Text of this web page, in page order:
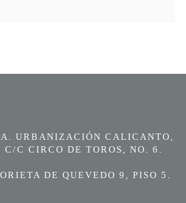
URBANIZACIÓN CALICANTO,
C CIRCO DE TOROS, NO. 6.
DE QUEVEDO 9, PISO 5.